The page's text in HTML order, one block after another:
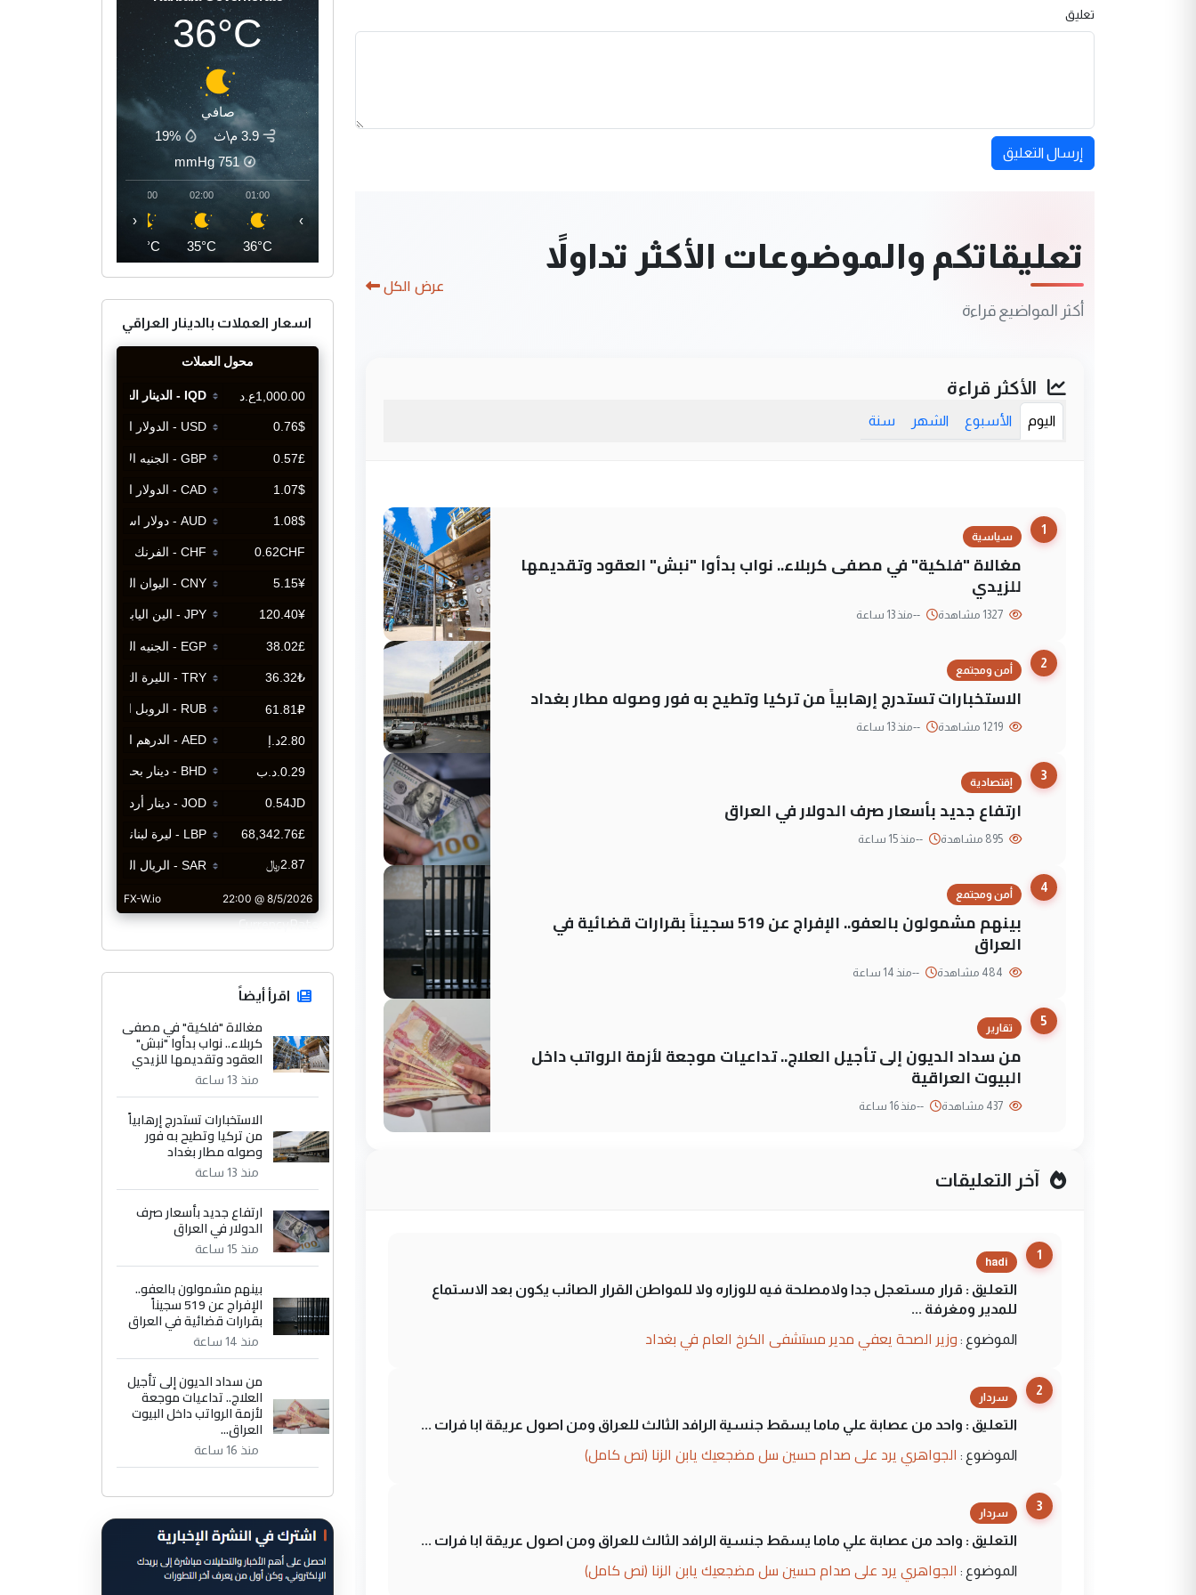
تعليق
إرسال التعليق
تعليقاتكم والموضوعات الأكثر تداولاً
أكثر المواضيع قراءة
عرض الكل
الأكثر قراءة
اليوم الأسبوع الشهر سنة
1
سياسية
مغالاة "فلكية" في مصفى كربلاء.. نواب بدأوا "نبش" العقود وتقديمها
للزيدي
--منذ 13 ساعة
2
أمن ومجتمع
الاستخبارات تستدرج إرهابياً من تركيا وتطيح به فور وصوله مطار بغداد
--منذ 13 ساعة
3
إقتصادية
ارتفاع جديد بأسعار صرف الدولار في العراق
--منذ 15 ساعة
4
أمن ومجتمع
بينهم مشمولون بالعفو.. الإفراج عن 519 سجيناً بقرارات قضائية في
العراق
--منذ 14 ساعة
5
تقارير
من سداد الديون إلى تأجيل العلاج.. تداعيات موجعة لأزمة الرواتب داخل
البيوت العراقية
--منذ 16 ساعة
آخر التعليقات
1
hadi
التعليق : قرار مستعجل جدا ولامصلحة فيه للوزاره ولا للمواطن القرار الصائب يكون بعد الاستماع
للمدير ومغرفة ...
الموضوع : وزير الصحة يعفي مدير مستشفى الكرخ العام في بغداد
2
سردار
التعليق : واحد من عصابة علي ماما يسقط جنسية الرافد الثالث للعراق ومن اصول عريقة ابا فرات ...
الموضوع : الجواهري يرد على صدام حسين سل مضجعيك يابن الزنا (نص كامل)
3
سردار
التعليق : واحد من عصابة علي ماما يسقط جنسية الرافد الثالث للعراق ومن اصول عريقة ابا فرات ...
الموضوع : الجواهري يرد على صدام حسين سل مضجعيك يابن الزنا (نص كامل)
36°C
صافي
3.9 م\ث
19%
751
mmHg
01:00
36°C
02:00
35°C
03:00
34°C
‹ ›
اسعار العملات بالدينار العراقي
CurrencyRate
اقرأ أيضاً
مغالاة "فلكية" في مصفى
كربلاء.. نواب بدأوا "نبش"
العقود وتقديمها للزيدي
منذ 13 ساعة
الاستخبارات تستدرج إرهابياً
من تركيا وتطيح به فور
وصوله مطار بغداد
منذ 13 ساعة
ارتفاع جديد بأسعار صرف
الدولار في العراق
منذ 15 ساعة
بينهم مشمولون بالعفو..
الإفراج عن 519 سجيناً
بقرارات قضائية في العراق
منذ 14 ساعة
من سداد الديون إلى تأجيل
العلاج.. تداعيات موجعة
لأزمة الرواتب داخل البيوت
العراق...
منذ 16 ساعة